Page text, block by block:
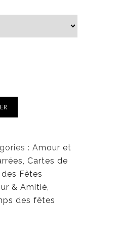
$
6
: Amour et
, Cartes de
Fêtes
& Amitié,
des fêtes